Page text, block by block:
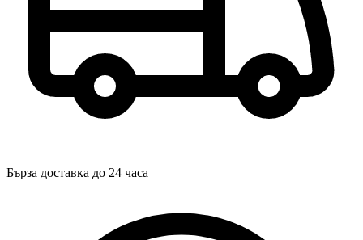
Бърза доставка до 24 часа